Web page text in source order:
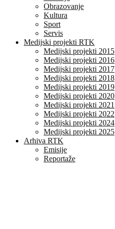
Obrazovanje
Kultura
Sport
Servis
Medijski projekti RTK
Medijski projekti 2015
Medijski projekti 2016
Medijski projekti 2017
Medijski projekti 2018
Medijski projekti 2019
Medijski projekti 2020
Medijski projekti 2021
Medijski projekti 2022
Medijski projekti 2024
Medijski projekti 2025
Arhiva RTK
Emisije
Reportaže